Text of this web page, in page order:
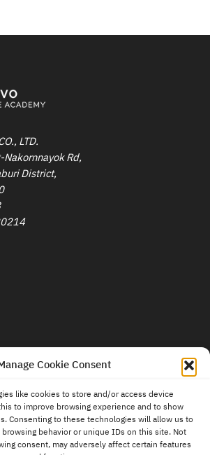
Cookie Consent
like cookies to store and/or access device
to improve browsing experience and to show
Consenting to these technologies will allow us to
browsing behavior or unique IDs on this site. Not
consent, may adversely affect certain features
LTD.
Rd,
District,
คืนเงิน
us